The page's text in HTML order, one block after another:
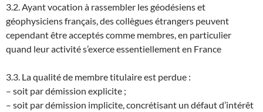
3.2. Ayant vocation à rassembler les géodésiens et
géophysiciens français, des collègues étrangers peuvent
cependant être acceptés comme membres, en particulier
quand leur activité s’exerce essentiellement en France
3.3. La qualité de membre titulaire est perdue :
– soit par démission explicite ;
– soit par démission implicite, concrétisant un défaut d’intérêt